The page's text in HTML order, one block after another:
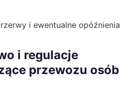
i ewentualne opóźnienia
i regulacje
przewozu osób